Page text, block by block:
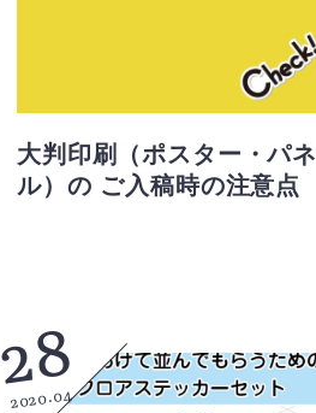
大判印刷（ポスター・パネ
ル）の ご入稿時の注意点
28
2020.04